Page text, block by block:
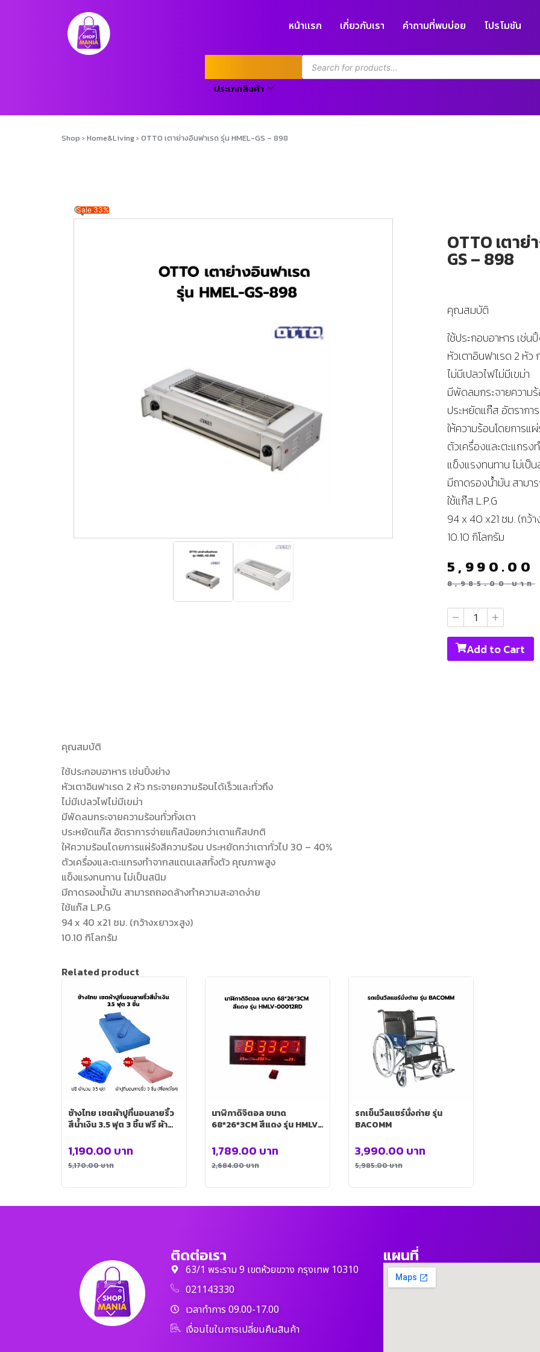
หน้าแรก เกี่ยวกับเรา คำถามที่พบบ่อย โปรโมชัน
ประเภทสินค้า
Shop › Home&Living› OTTO เตาย่างอินฟาเรด รุ่น HMEL-GS – 898
Sale 33%
OTTO เตาย่
GS – 898
คุณสมบัติ
ใช้ประกอบอาหาร เช่น
หัวเตาอินฟาเรด 2 หัว
ไม่มีเปลวไฟไม่มีเขม่า
มีพัดลมกระจายความ
ประหยัดแก๊ส อัตรากา
ให้ความร้อนโดยการแ
ตัวเครื่องและตะแกร
แข็งแรงทนทาน ไม่เป็
มีถาดรองน้ำมัน สามา
ใช้แก๊ส L.P.G
94 x 40 x21 ซม. (กว้
10.10 กิโลกรัม
8,985.00บาท
5,990.00
Add to Cart
คุณสมบัติ
ใช้ประกอบอาหาร เช่นปิ้งย่าง
หัวเตาอินฟาเรด 2 หัว กระจายความร้อนได้เร็วและทั่วถึง
ไม่มีเปลวไฟไม่มีเขม่า
มีพัดลมกระจายความร้อนทั่วทั้งเตา
ประหยัดแก๊ส อัตราการจ่ายแก๊สน้อยกว่าเตาแก๊สปกติ
ให้ความร้อนโดยการแผ่รังสีความร้อน ประหยัดกว่าเตาทั่วไป 30 – 40%
ตัวเครื่องและตะแกรงทำจากสแตนเลสทั้งตัว คุณภาพสูง
แข็งแรงทนทาน ไม่เป็นสนิม
มีถาดรองน้ำมัน สามารถถอดล้างทำความสะอาดง่าย
ใช้แก๊ส L.P.G
94 x 40 x21 ซม. (กว้างxยาวxสูง)
10.10 กิโลกรัม
Related product
ช้างไทย เซตผ้าปูที่นอนลายริ้ว
สีน้ำเงิน 3.5 ฟุต 3 ชิ้น ฟรี ผ้า
3 ชิ้น (สีโอลด์โรส)
5,170.00บาท
1,190.00 บาท
นาฬิกาดิจิตอล ขนาด
68*26*3CM สีแดง รุ่น HMLV-
2,684.00บาท
1,789.00 บาท
รถเข็นวีลแชร์นั่งถ่าย รุ่น
BACOMM
5,985.00บาท
3,990.00 บาท
ติดต่อเรา
63/1 พระราม 9 เขตห้วยขวาง กรุงเทพ 10310
021143330
เวลาทำการ 09.00-17.00
เงื่อนไขในการเปลี่ยนคืนสินค้า
แผนที่